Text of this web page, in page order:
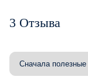
3 Отзыва